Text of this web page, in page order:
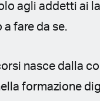
agli addetti ai
fare da se.
nasce dalla
formazione